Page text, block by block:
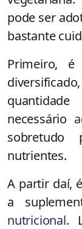
pode ser
bastante
Primeiro,
necessário
nutrientes.
A partir daí,
a
nutricional.